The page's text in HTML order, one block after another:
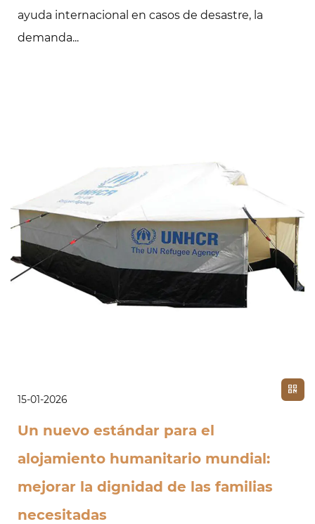
ayuda internacional en casos de desastre, la
demanda...
15-01-2026
Un nuevo estándar para el
alojamiento humanitario mundial:
mejorar la dignidad de las familias
necesitadas